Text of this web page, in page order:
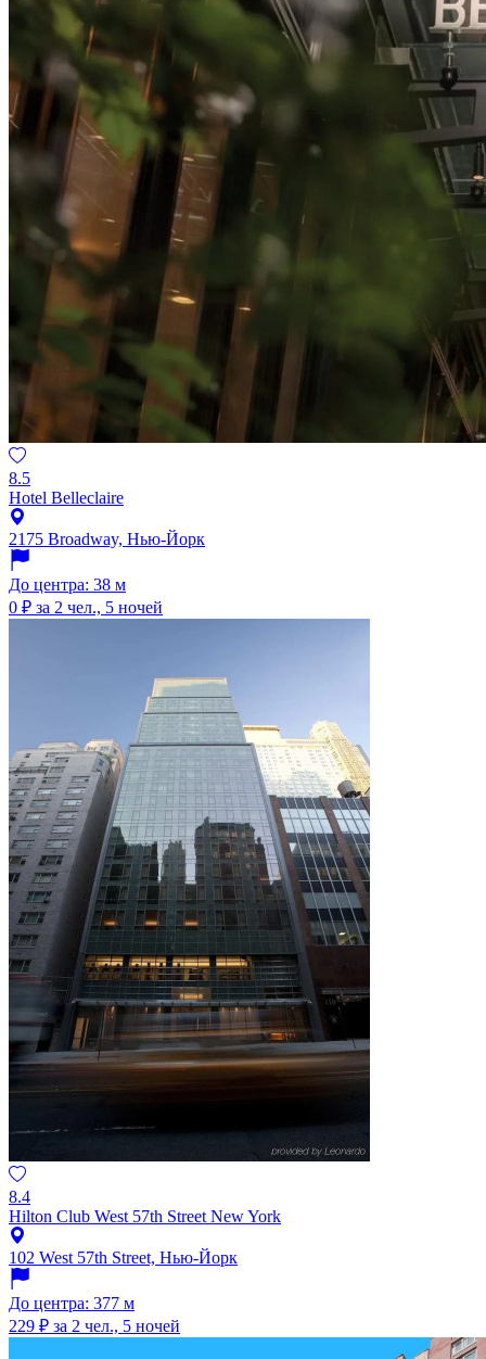
8.5
Hotel Belleclaire
2175 Broadway, Нью-Йорк
До центра: 38 м
0 ₽ за 2 чел., 5 ночей
8.4
Hilton Club West 57th Street New York
102 West 57th Street, Нью-Йорк
До центра: 377 м
229 ₽ за 2 чел., 5 ночей